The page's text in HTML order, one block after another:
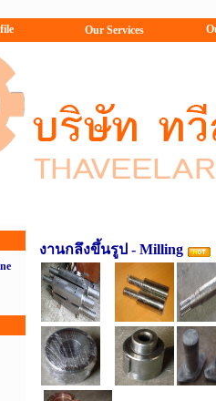
Our Services
งานกลึงขึ้นรูป - Milling